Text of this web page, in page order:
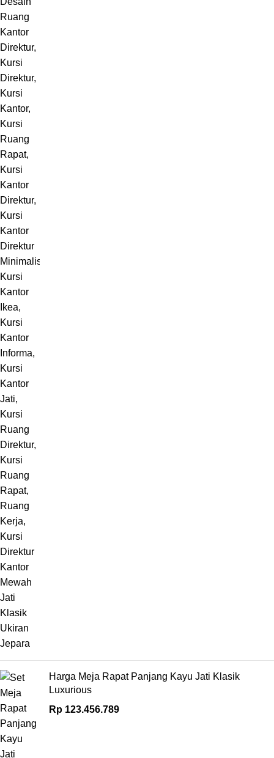
Harga Meja Rapat Panjang Kayu Jati Klasik
Luxurious
Rp 123.456.789